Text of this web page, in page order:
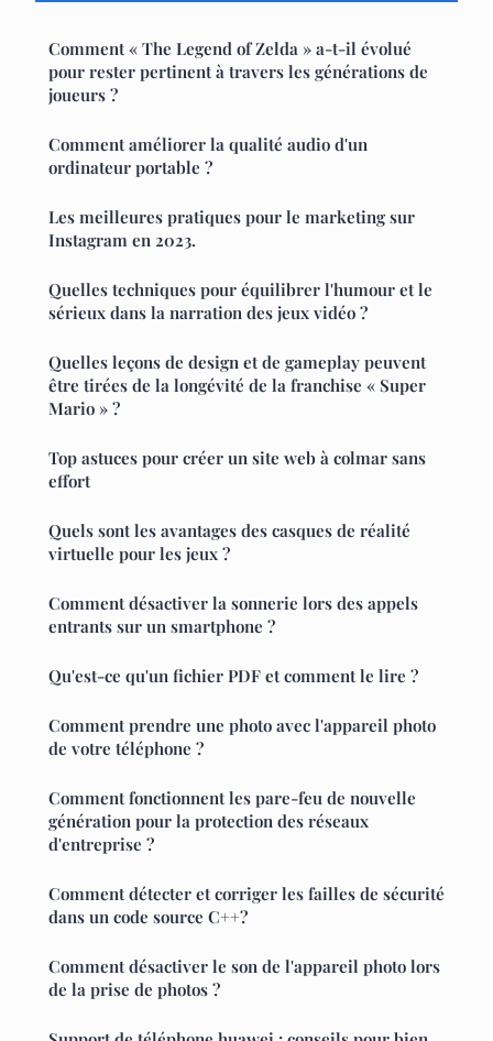
Comment « The Legend of Zelda » a-t-il évolué
pour rester pertinent à travers les générations de
joueurs ?
Comment améliorer la qualité audio d'un
ordinateur portable ?
Les meilleures pratiques pour le marketing sur
Instagram en 2023.
Quelles techniques pour équilibrer l'humour et le
sérieux dans la narration des jeux vidéo ?
Quelles leçons de design et de gameplay peuvent
être tirées de la longévité de la franchise « Super
Mario » ?
Top astuces pour créer un site web à colmar sans
effort
Quels sont les avantages des casques de réalité
virtuelle pour les jeux ?
Comment désactiver la sonnerie lors des appels
entrants sur un smartphone ?
Qu'est-ce qu'un fichier PDF et comment le lire ?
Comment prendre une photo avec l'appareil photo
de votre téléphone ?
Comment fonctionnent les pare-feu de nouvelle
génération pour la protection des réseaux
d'entreprise ?
Comment détecter et corriger les failles de sécurité
dans un code source C++?
Comment désactiver le son de l'appareil photo lors
de la prise de photos ?